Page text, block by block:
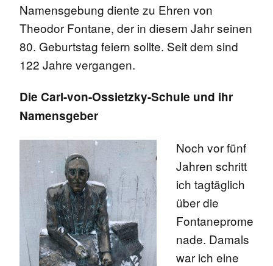
Namensgebung diente zu Ehren von
Theodor Fontane, der in diesem Jahr seinen
80. Geburtstag feiern sollte. Seit dem sind
122 Jahre vergangen.
Die Carl-von-Ossietzky-Schule und ihr
Namensgeber
Noch vor fünf
Jahren schritt
ich tagtäglich
über die
Fontaneprome
nade. Damals
war ich eine